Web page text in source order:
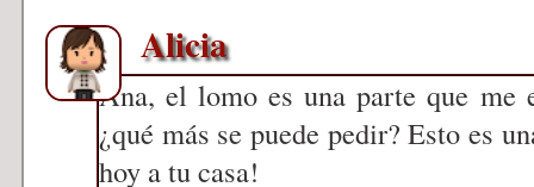
Alicia
Ana, el lomo es una parte que me
¿qué más se puede pedir? Esto es
hoy a tu casa!